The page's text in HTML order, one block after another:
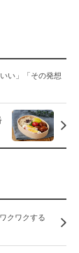
い」「その発想
クワクする